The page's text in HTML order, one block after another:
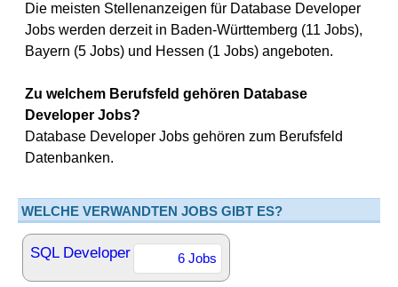
Die meisten Stellenanzeigen für Database Developer
Jobs werden derzeit in Baden-Württemberg (11 Jobs),
Bayern (5 Jobs) und Hessen (1 Jobs) angeboten.
Zu welchem Berufsfeld gehören Database
Developer Jobs?
Database Developer Jobs gehören zum Berufsfeld
Datenbanken.
WELCHE VERWANDTEN JOBS GIBT ES?
SQL Developer 6 Jobs